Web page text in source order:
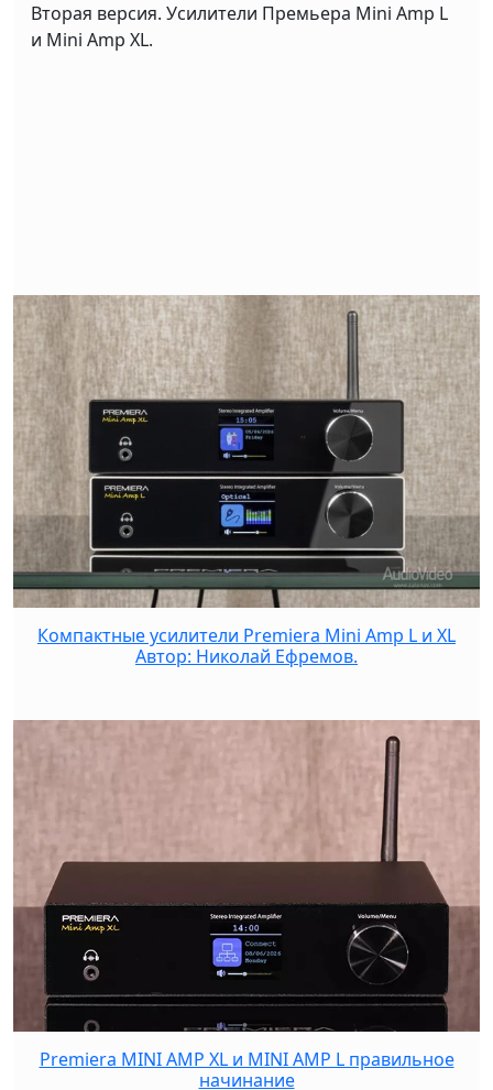
Вторая версия. Усилители Премьера Mini Amp L
и Mini Amp XL.
Компактные усилители Premiera Mini Amp L и XL
Автор: Николай Ефремов.
Premiera MINI AMP XL и MINI AMP L правильное
начинание